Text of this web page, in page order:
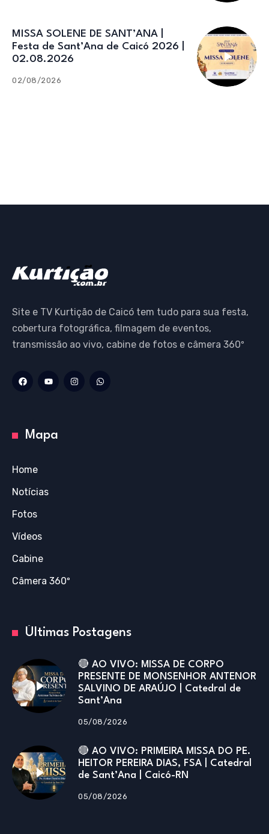
MISSA SOLENE DE SANT’ANA |
Festa de Sant’Ana de Caicó 2026 |
02.08.2026
02/08/2026
Site e TV Kurtição de Caicó tem tudo para sua festa,
cobertura fotográfica, filmagem de eventos,
transmissão ao vivo, cabine de fotos e câmera 360º
Mapa
Home
Notícias
Fotos
Vídeos
Cabine
Câmera 360º
Últimas Postagens
🔴 AO VIVO: MISSA DE CORPO
PRESENTE DE MONSENHOR ANTENOR
SALVINO DE ARAÚJO | Catedral de
Sant’Ana
05/08/2026
🔴 AO VIVO: PRIMEIRA MISSA DO PE.
HEITOR PEREIRA DIAS, FSA | Catedral
de Sant’Ana | Caicó-RN
05/08/2026